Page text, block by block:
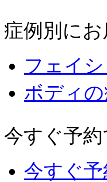
症例別に
フェイ
ボディの
今すぐ予
今すぐ